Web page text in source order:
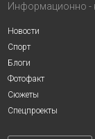
Информационно -
Новости
Спорт
Блоги
Фотофакт
Сюжеты
Спецпроекты